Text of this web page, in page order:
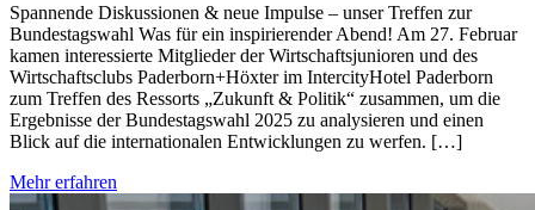
Spannende Diskussionen & neue Impulse – unser Treffen zur
Bundestagswahl Was für ein inspirierender Abend! Am 27. Februar
kamen interessierte Mitglieder der Wirtschaftsjunioren und des
Wirtschaftsclubs Paderborn+Höxter im IntercityHotel Paderborn
zum Treffen des Ressorts „Zukunft & Politik“ zusammen, um die
Ergebnisse der Bundestagswahl 2025 zu analysieren und einen
Blick auf die internationalen Entwicklungen zu werfen. […]
Mehr erfahren